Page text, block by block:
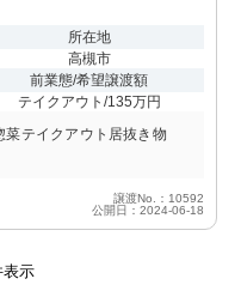
所在地
高槻市
前業態/希望譲渡額
テイクアウト/135万円
テイクアウト居抜き物
譲渡No.：10592
公開日：2024-06-18
表示